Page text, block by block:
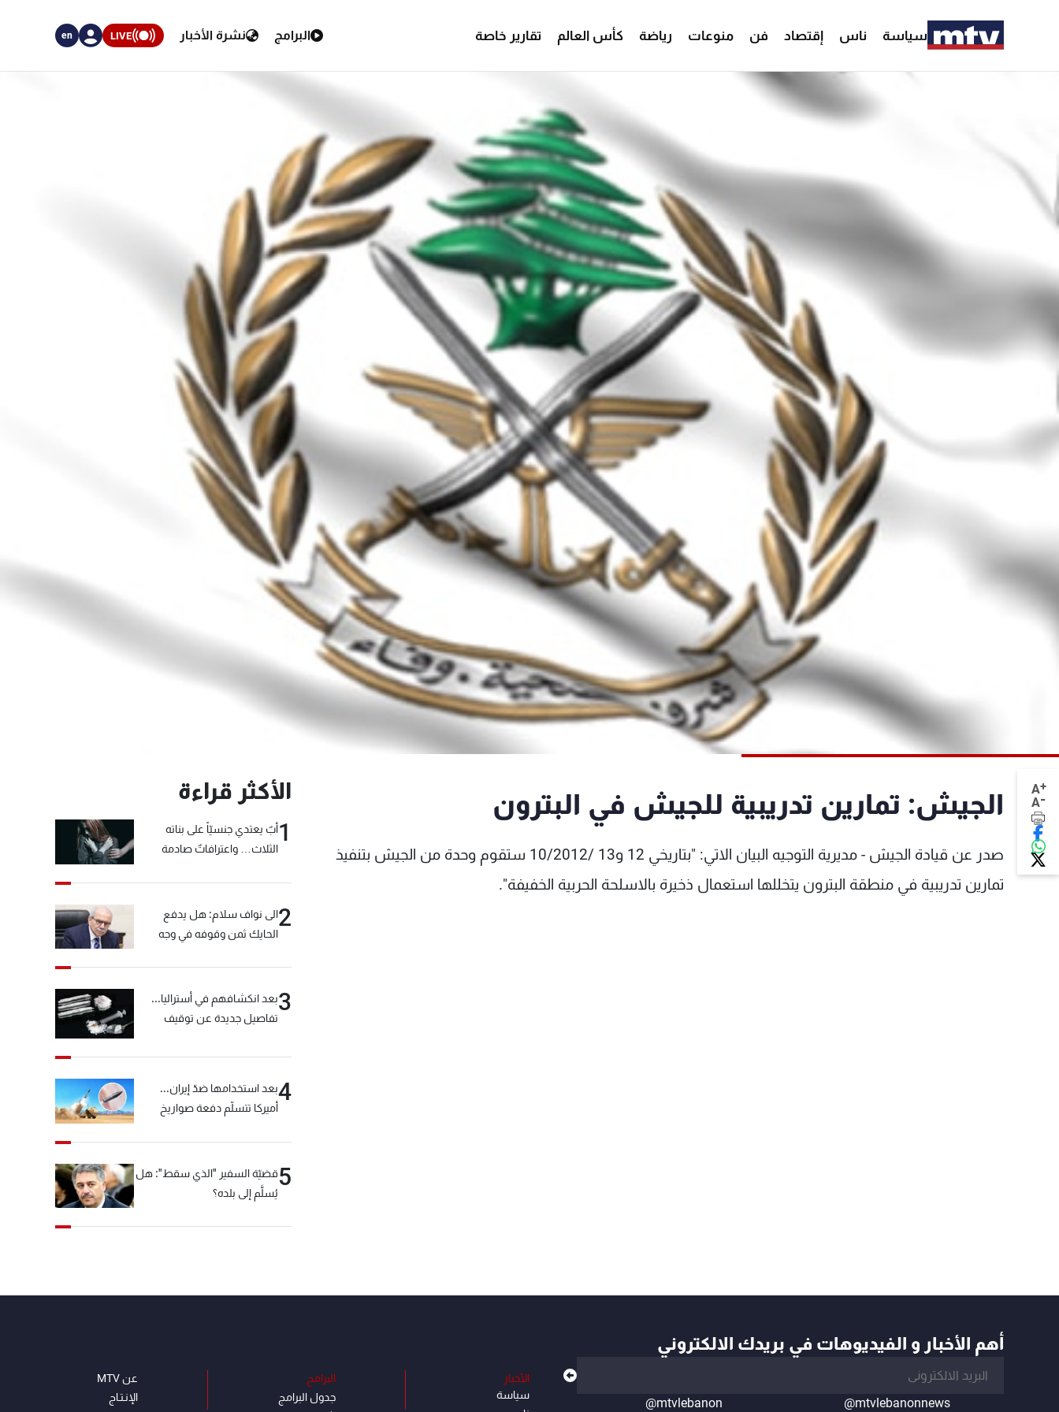
سياسة ناس إقتصاد فن منوعات رياضة كأس العالم تقارير خاصة البرامج نشرة الأخبار LIVE
en
A+
A- الجيش: تمارين تدريبية للجيش في البترون
صدر عن قيادة الجيش - مديرية التوجيه البيان الاتي: "بتاريخي 12 و13 /10/2012 ستقوم وحدة من الجيش بتنفيذ
تمارين تدريبية في منطقة البترون يتخللها استعمال ذخيرة بالاسلحة الحربية الخفيفة".
الأكثر قراءة
1أبٌ يعتدي جنسيّاً على بناته
الثلاث… واعترافاتٌ صادمة
2الى نواف سلام: هل يدفع
الحايك ثمن وقوفه في وجه
3بعد انكشافهم في أستراليا...
تفاصيل جديدة عن توقيف
4بعد استخدامها ضدّ إيران...
أميركا تتسلّم دفعة صواريخ
5قضيّة السفير "الذي سقط": هل
يُسلَّم إلى بلده؟
أهم الأخبار و الفيديوهات في بريدك الالكتروني
@mtvlebanonnews
@mtvlebanon
الأخبار
سياسة
البرامج
جدول البرامج
عن MTV
الإنـتـاج